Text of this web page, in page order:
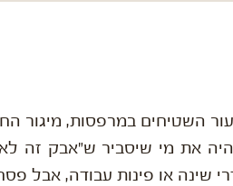
השטיחים במרפסות, מיגור
את מי שיסביר ש"אבק זה לא
שינה או פינות עבודה, אבל